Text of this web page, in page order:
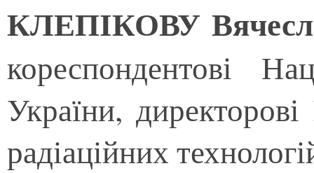
КЛЕПІКОВУ
кореспондентові
України,
радіаційних